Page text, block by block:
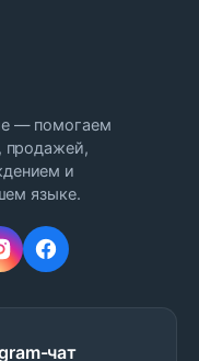
— помогаем
продажей,
и
языке.
чат